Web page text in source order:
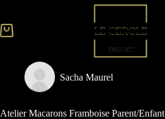
Sacha Maurel
Atelier Macarons Framboise Parent/Enfant